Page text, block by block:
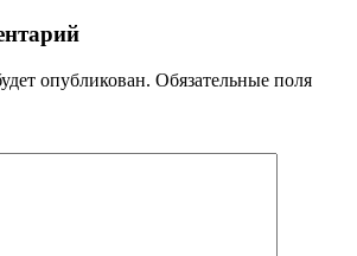
опубликован. Обязательные поля